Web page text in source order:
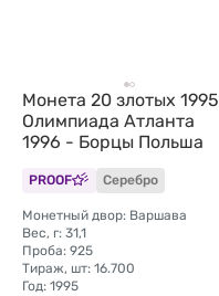
Монета 20 злотых 1995
Олимпиада Атланта
1996 - Борцы Польша
PROOF Серебро
Монетный двор: Варшава
Вес, г: 31,1
Проба: 925
Тираж, шт: 16.700
Год: 1995